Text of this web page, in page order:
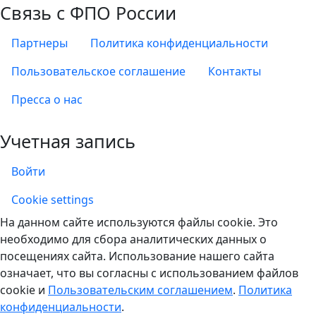
Связь с ФПО России
Партнеры
Политика конфиденциальности
Пользовательское соглашение
Контакты
Пресса о нас
Учетная запись
Войти
Учетная запись
Cookie settings
На данном сайте используются файлы cookie. Это
необходимо для сбора аналитических данных о
посещениях сайта. Использование нашего сайта
означает, что вы согласны с использованием файлов
cookie и Пользовательским соглашением. Политика
конфиденциальности.